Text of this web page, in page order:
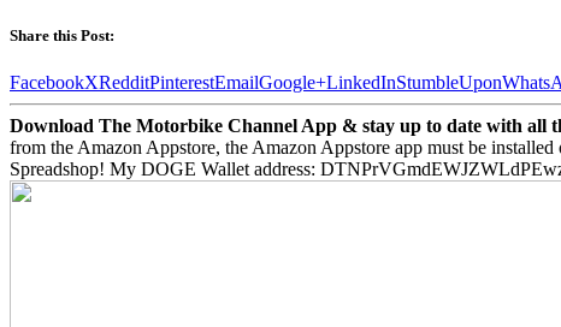
Share this Post:
FacebookXRedditPinterestEmailGoogle+LinkedInStumbleUpon
Download The Motorbike Channel App & stay up to date with all
from the Amazon Appstore, the Amazon Appstore app must be
Spreadshop! My DOGE Wallet address: